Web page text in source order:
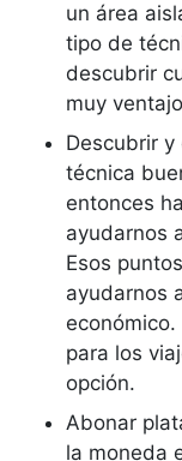
un área
tipo de
descubrir
muy
Descubrir
técnica
entonces
ayudarnos
Esos
ayudarnos
para los
opción.
Abonar
la moneda